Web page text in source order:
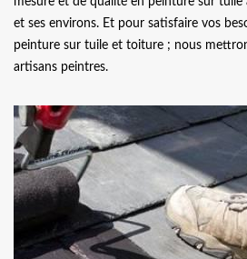
et ses environs. Et pour satisfaire vos
peinture sur tuile et toiture ; nous
artisans peintres.